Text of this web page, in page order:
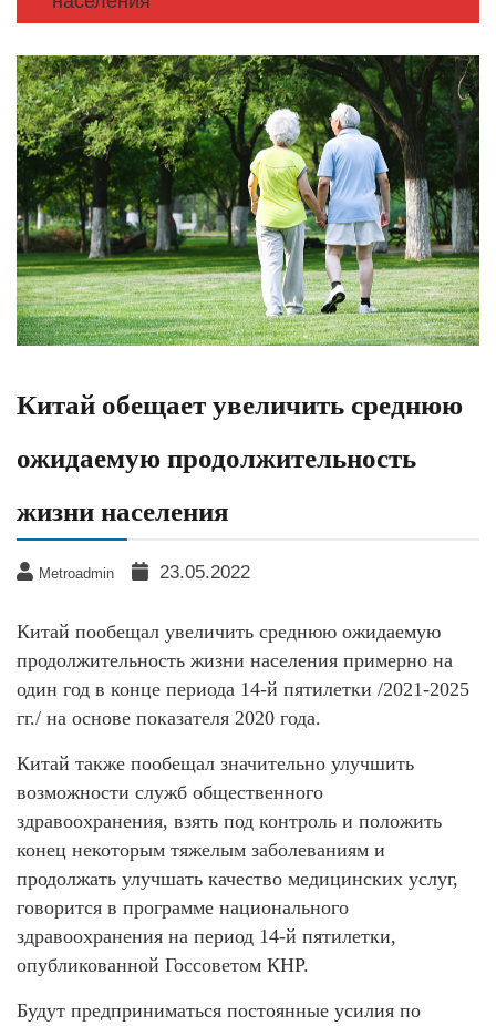
Китай обещает увеличить среднюю
ожидаемую продолжительность
жизни населения
Metroadmin 23.05.2022
Китай пообещал увеличить среднюю ожидаемую
продолжительность жизни населения примерно на
один год в конце периода 14-й пятилетки /2021-2025
гг./ на основе показателя 2020 года.
Китай также пообещал значительно улучшить
возможности служб общественного
здравоохранения, взять под контроль и положить
конец некоторым тяжелым заболеваниям и
продолжать улучшать качество медицинских услуг,
говорится в программе национального
здравоохранения на период 14-й пятилетки,
опубликованной Госсоветом КНР.
Будут предприниматься постоянные усилия по